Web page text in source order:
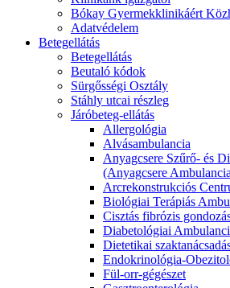
Bókay Gyermekklinikáért
Adatvédelem
Betegellátás
Betegellátás
Beutaló kódok
Sürgősségi Osztály
Stáhly utcai részleg
Járóbeteg-ellátás
Allergológia
Alvásambulancia
Anyagcsere Szűrő- és
(Anyagcsere
Arcrekonstrukciós
Biológiai Terápiás
Cisztás fibrózis
Diabetológiai
Dietetikai
Endokrinológia-
Fül-orr-gégészet